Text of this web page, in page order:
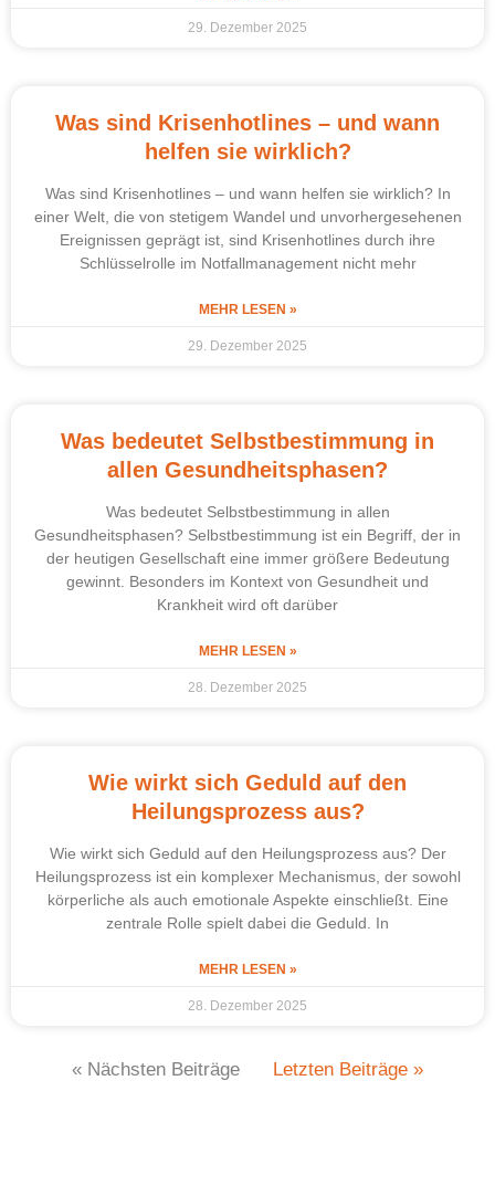
29. Dezember 2025
Was sind Krisenhotlines – und wann
helfen sie wirklich?
Was sind Krisenhotlines – und wann helfen sie wirklich? In
einer Welt, die von stetigem Wandel und unvorhergesehenen
Ereignissen geprägt ist, sind Krisenhotlines durch ihre
Schlüsselrolle im Notfallmanagement nicht mehr
MEHR LESEN »
29. Dezember 2025
Was bedeutet Selbstbestimmung in
allen Gesundheitsphasen?
Was bedeutet Selbstbestimmung in allen
Gesundheitsphasen? Selbstbestimmung ist ein Begriff, der in
der heutigen Gesellschaft eine immer größere Bedeutung
gewinnt. Besonders im Kontext von Gesundheit und
Krankheit wird oft darüber
MEHR LESEN »
28. Dezember 2025
Wie wirkt sich Geduld auf den
Heilungsprozess aus?
Wie wirkt sich Geduld auf den Heilungsprozess aus? Der
Heilungsprozess ist ein komplexer Mechanismus, der sowohl
körperliche als auch emotionale Aspekte einschließt. Eine
zentrale Rolle spielt dabei die Geduld. In
MEHR LESEN »
28. Dezember 2025
« Nächsten Beiträge Letzten Beiträge »